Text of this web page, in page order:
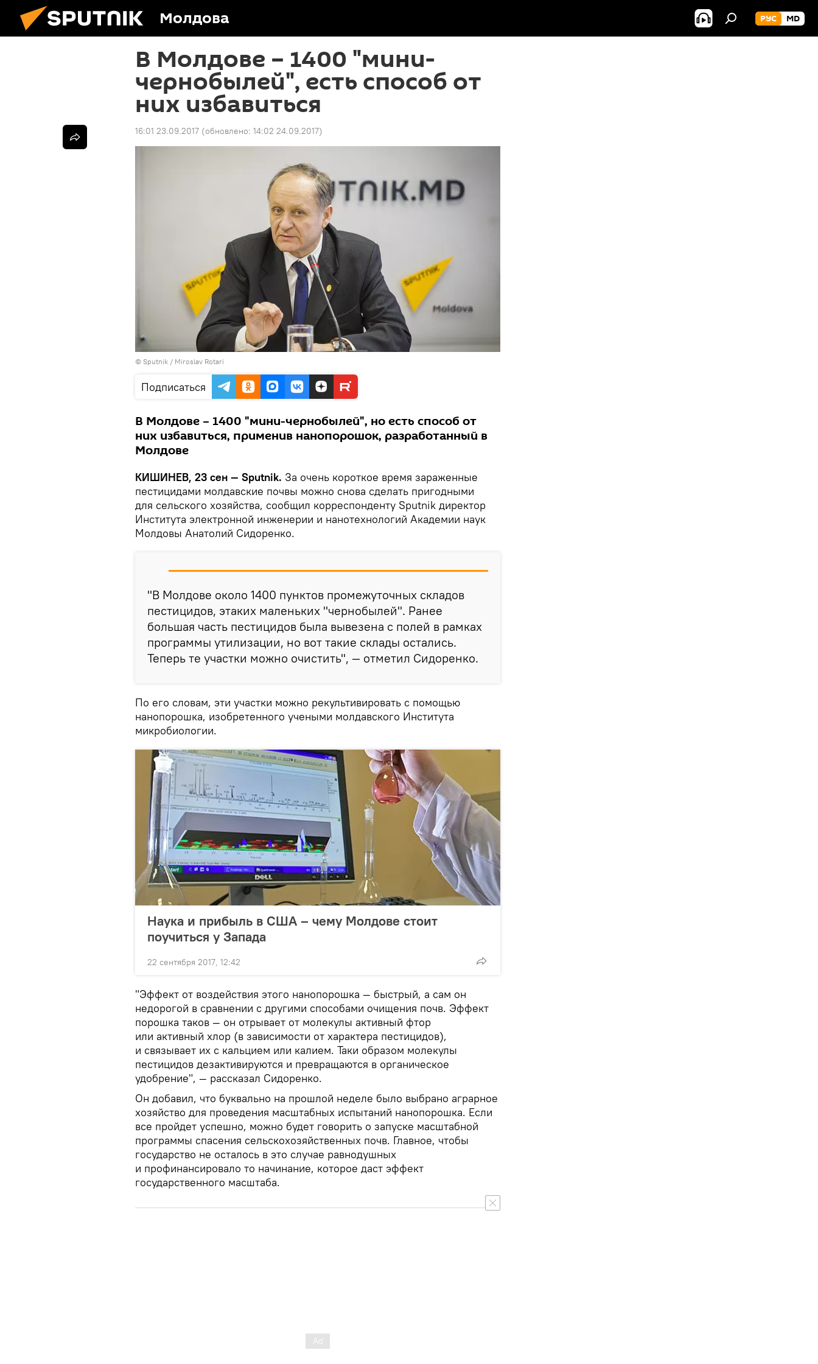
Молдова РУС MD
В Молдове – 1400 "мини-
чернобылей", есть способ от
них избавиться
16:01 23.09.2017 (обновлено: 14:02 24.09.2017)
© Sputnik / Miroslav Rotari
Подписаться
В Молдове – 1400 "мини-чернобылей", но есть способ от
них избавиться, применив нанопорошок, разработанный в
Молдове
КИШИНЕВ, 23 сен — Sputnik. За очень короткое время зараженные
пестицидами молдавские почвы можно снова сделать пригодными
для сельского хозяйства, сообщил корреспонденту Sputnik директор
Института электронной инженерии и нанотехнологий Академии наук
Молдовы Анатолий Сидоренко.
"В Молдове около 1400 пунктов промежуточных складов
пестицидов, этаких маленьких "чернобылей". Ранее
большая часть пестицидов была вывезена с полей в рамках
программы утилизации, но вот такие склады остались.
Теперь те участки можно очистить", — отметил Сидоренко.
По его словам, эти участки можно рекультивировать с помощью
нанопорошка, изобретенного учеными молдавского Института
микробиологии.
Наука и прибыль в США – чему Молдове стоит
поучиться у Запада
22 сентября 2017, 12:42
"Эффект от воздействия этого нанопорошка — быстрый, а сам он
недорогой в сравнении с другими способами очищения почв. Эффект
порошка таков — он отрывает от молекулы активный фтор
или активный хлор (в зависимости от характера пестицидов),
и связывает их с кальцием или калием. Таки образом молекулы
пестицидов дезактивируются и превращаются в органическое
удобрение", — рассказал Сидоренко.
Он добавил, что буквально на прошлой неделе было выбрано аграрное
хозяйство для проведения масштабных испытаний нанопорошка. Если
все пройдет успешно, можно будет говорить о запуске масштабной
программы спасения сельскохозяйственных почв. Главное, чтобы
государство не осталось в это случае равнодушных
и профинансировало то начинание, которое даст эффект
государственного масштаба.